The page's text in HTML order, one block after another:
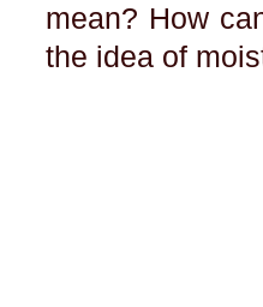
mean? How
the idea of